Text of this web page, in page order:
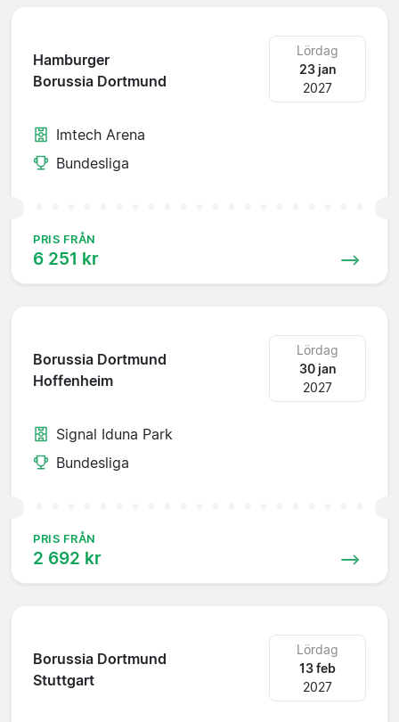
Hamburger
Borussia Dortmund
Lördag
23 jan
2027
Imtech Arena
Bundesliga
PRIS FRÅN
6 251 kr
Borussia Dortmund
Hoffenheim
Lördag
30 jan
2027
Signal Iduna Park
Bundesliga
PRIS FRÅN
2 692 kr
Borussia Dortmund
Stuttgart
Lördag
13 feb
2027